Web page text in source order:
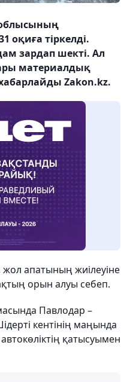
облысының
оқиға тіркелді.
зардап шекті. Ал
материалдық
Zakon.kz.
апатының жиілеуіне
орын алуы себеп.
Павлодар –
кентінің маңында
қатысуымен